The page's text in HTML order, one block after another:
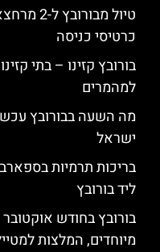
טיול
כרטיסי כניסה
בורובץ קזינו – בתי
למהמרים
מה השעה בבורובץ
ישראל
ליד בורובץ
בורובץ בחודש
מיוחדים, המלצות